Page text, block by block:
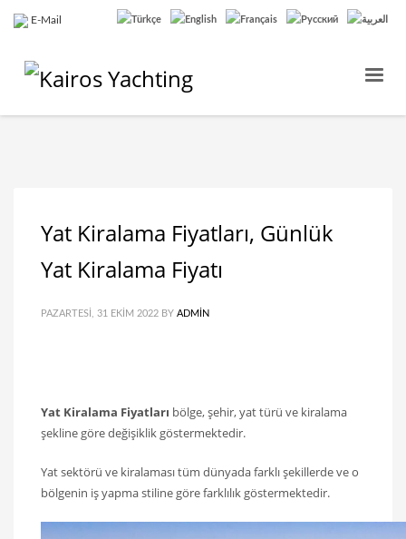
E-Mail
Yat Kiralama Fiyatları, Günlük
Yat Kiralama Fiyatı
PAZARTESI, 31 EKIM 2022 BY ADMIN
Yat Kiralama Fiyatları bölge, şehir, yat türü ve kiralama
şekline göre değişiklik göstermektedir.
Yat sektörü ve kiralaması tüm dünyada farklı şekillerde ve o
bölgenin iş yapma stiline göre farklılık göstermektedir.